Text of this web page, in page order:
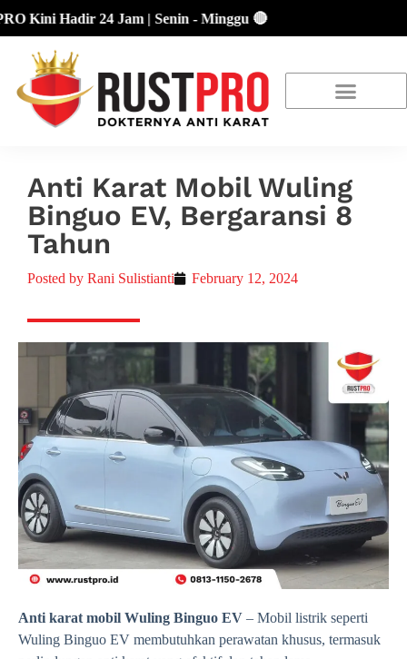
Hadir 24 Jam | Senin - Minggu 🔴
Anti Karat Mobil Wuling
Binguo EV, Bergaransi 8
Tahun
Posted by Rani Sulistianti February 12, 2024
Anti karat mobil Wuling Binguo EV – Mobil listrik seperti
Wuling Binguo EV membutuhkan perawatan khusus, termasuk